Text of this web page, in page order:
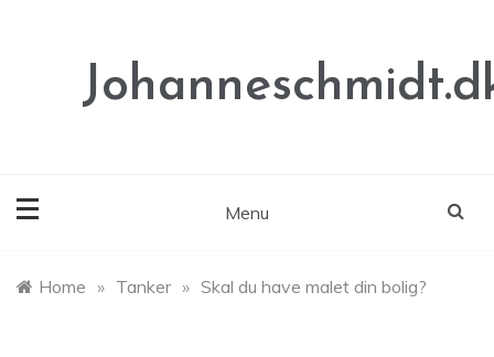
Menu
Home » Tanker » Skal du have malet din bolig?